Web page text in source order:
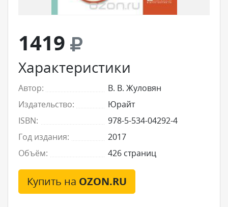
1419
Характеристики
Автор:
В. В. Жуловян
Издательство:
Юрайт
ISBN:
978-5-534-04292-4
Год издания:
2017
Объём:
426 страниц
Купить на OZON.RU